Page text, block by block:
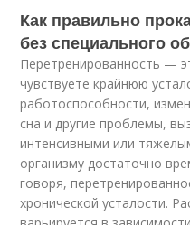
Как правильно
без специального
Перетренированность —
чувствуете крайнюю
работоспособности,
сна и другие проблемы,
интенсивными или
организму достаточно
говоря,
хронической усталости.